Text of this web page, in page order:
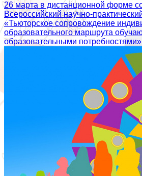
26 марта в дистанционной форме
Всероссийский научно-
«Тьюторское сопровождение
образовательного маршрута
образовательными